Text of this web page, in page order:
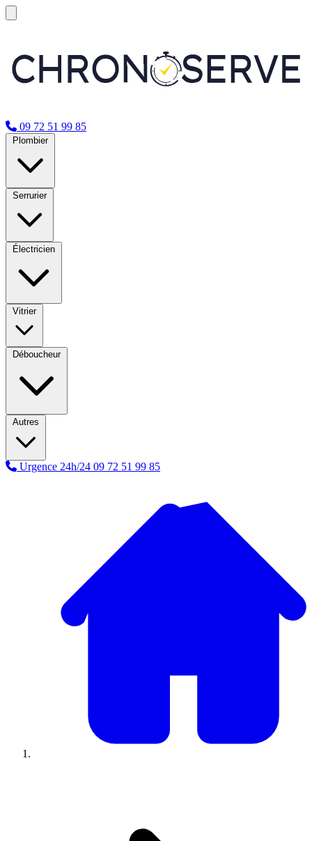
09 72 51 99 85
Plombier
Serrurier
Électricien
Vitrier
Déboucheur
Autres
Urgence 24h/24 09 72 51 99 85